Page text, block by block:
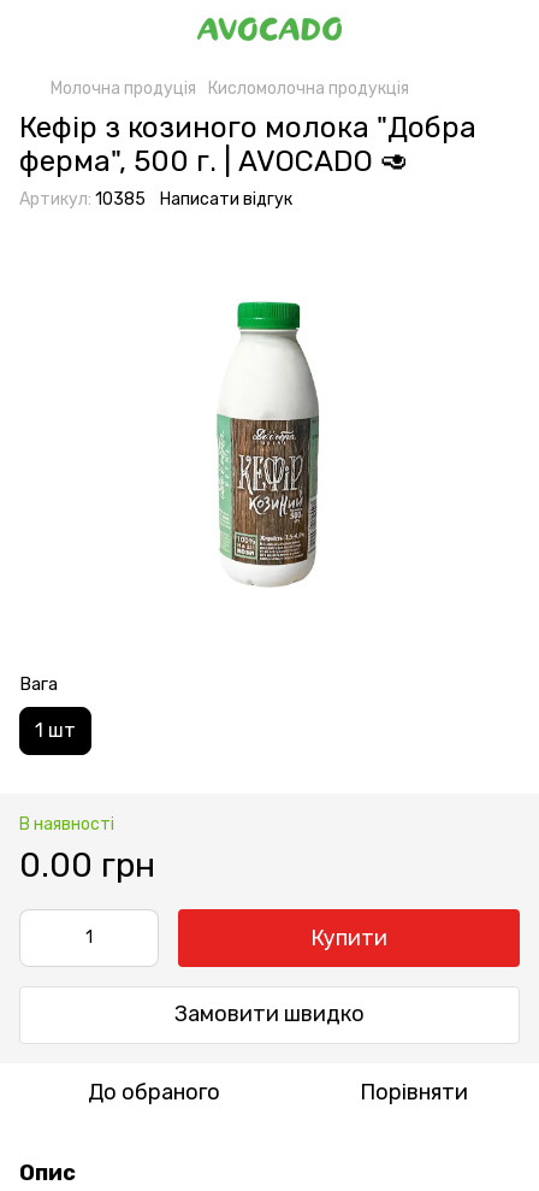
Молочна продуція Кисломолочна продукція
Кефір з козиного молока "Добра
ферма", 500 г. | AVOCADO 🥑
Артикул: 10385 Написати відгук
Вага
1 шт
В наявності
0.00 грн
Купити
Замовити швидко
До обраного Порівняти
Опис